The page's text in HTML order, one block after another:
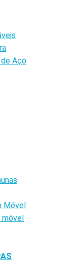
Aço
Móvel
móvel